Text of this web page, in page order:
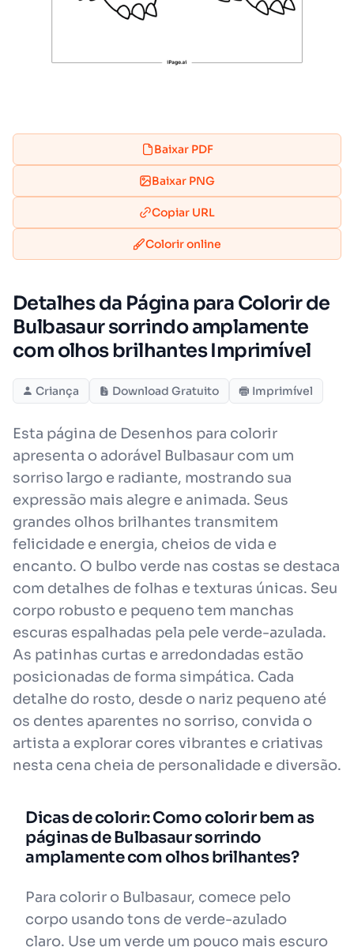
Baixar PDF
Baixar PNG
Copiar URL
Colorir online
Detalhes da Página para Colorir de
Bulbasaur sorrindo amplamente
com olhos brilhantes Imprimível
Criança Download Gratuito Imprimível
Esta página de Desenhos para colorir
apresenta o adorável Bulbasaur com um
sorriso largo e radiante, mostrando sua
expressão mais alegre e animada. Seus
grandes olhos brilhantes transmitem
felicidade e energia, cheios de vida e
encanto. O bulbo verde nas costas se destaca
com detalhes de folhas e texturas únicas. Seu
corpo robusto e pequeno tem manchas
escuras espalhadas pela pele verde-azulada.
As patinhas curtas e arredondadas estão
posicionadas de forma simpática. Cada
detalhe do rosto, desde o nariz pequeno até
os dentes aparentes no sorriso, convida o
artista a explorar cores vibrantes e criativas
nesta cena cheia de personalidade e diversão.
Dicas de colorir: Como colorir bem as
páginas de Bulbasaur sorrindo
amplamente com olhos brilhantes?
Para colorir o Bulbasaur, comece pelo
corpo usando tons de verde-azulado
claro. Use um verde um pouco mais escuro